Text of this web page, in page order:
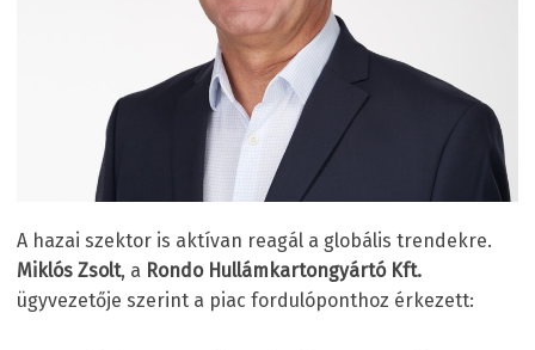
A hazai szektor is aktívan reagál a globális trendekre.
Miklós Zsolt, a Rondo Hullámkartongyártó Kft.
ügyvezetője szerint a piac fordulóponthoz érkezett: